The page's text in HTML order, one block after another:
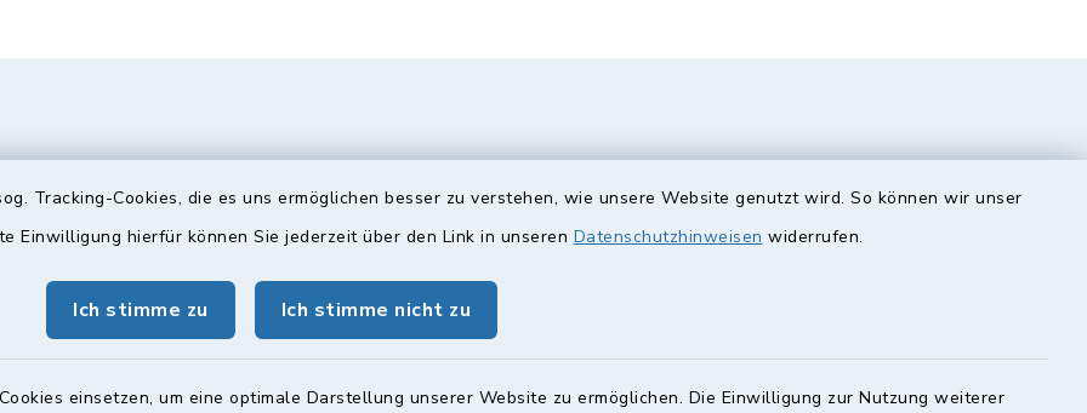
Tracking-Cookies, die es uns ermöglichen besser zu verstehen, wie unsere Website genutzt wird. So können wir unser
Einwilligung hierfür können Sie jederzeit über den Link in unseren Datenschutzhinweisen widerrufen.
Ich stimme zu Ich stimme nicht zu
einsetzen, um eine optimale Darstellung unserer Website zu ermöglichen. Die Einwilligung zur Nutzung weiterer
und Freitag:
Bürgersprechstunde
Sprechstunde:
Landkreis Lichtenfels